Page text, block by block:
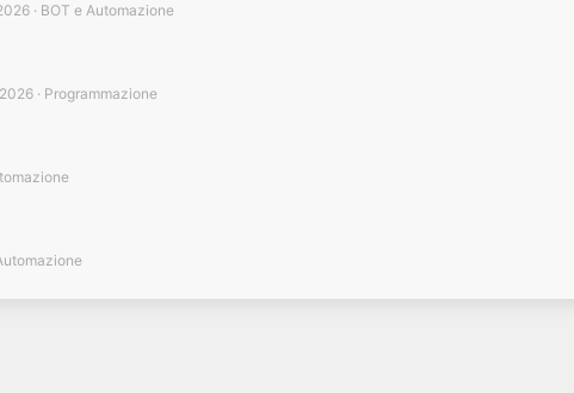
BOT e Automazione
Programmazione